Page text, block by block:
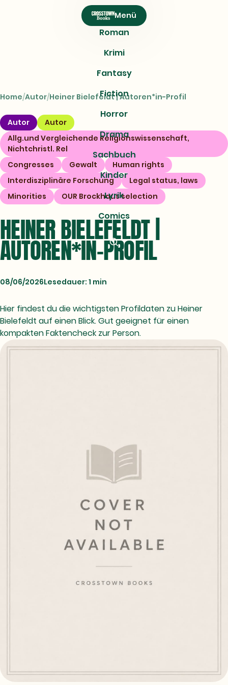
Menü
Roman
Krimi
Fantasy
Fiction
Horror
Drama
Sachbuch
Kinder
Lyrik
Comics
Home Autor Heiner Bielefeldt | Autoren*in-Profil
Autor
Autor
Allg.und Vergleichende Religionswissenschaft,
Nichtchristl. Rel
Congresses
Gewalt
Human rights
Interdisziplinäre Forschung
Legal status, laws
Minorities
OUR Brockhaus selection
HEINER BIELEFELDT |
AUTOREN*IN-PROFIL
08/06/2026Lesedauer: 1 min
Hier findest du die wichtigsten Profildaten zu Heiner
Bielefeldt auf einen Blick. Gut geeignet für einen
kompakten Faktencheck zur Person.